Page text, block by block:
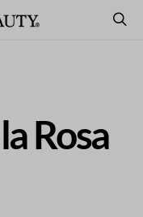
Rosa